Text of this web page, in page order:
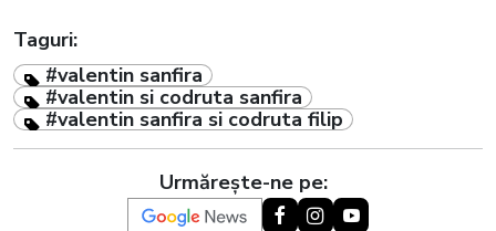
Taguri:
#valentin sanfira
#valentin si codruta sanfira
#valentin sanfira si codruta filip
Urmărește-ne pe: